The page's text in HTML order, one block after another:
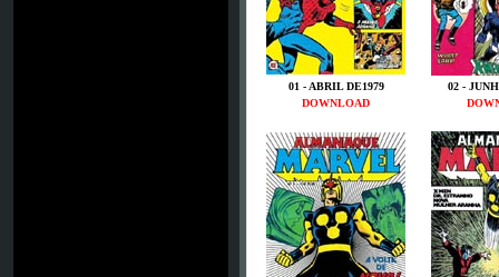
01 - ABRIL DE1979
02 -
DOWNLOAD